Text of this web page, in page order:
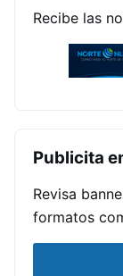
Recibe las
Publicita
Revisa
formatos